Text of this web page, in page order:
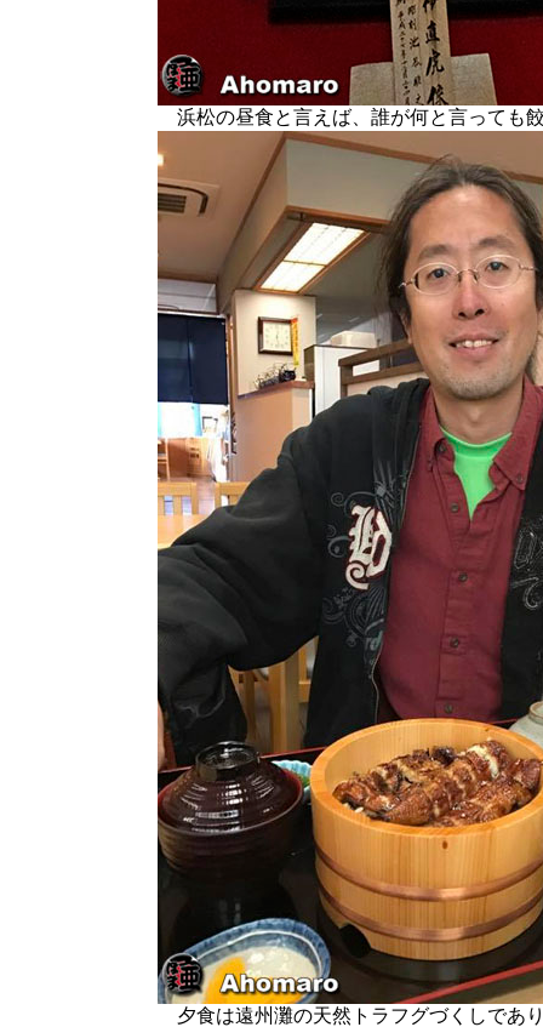
浜松の昼食と言えば、誰が何と言っても
夕食は遠州灘の天然トラフグづくしであ